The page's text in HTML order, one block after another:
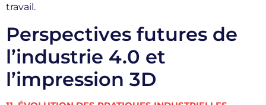
travail.
Perspectives futures de
l’industrie 4.0 et
l’impression 3D